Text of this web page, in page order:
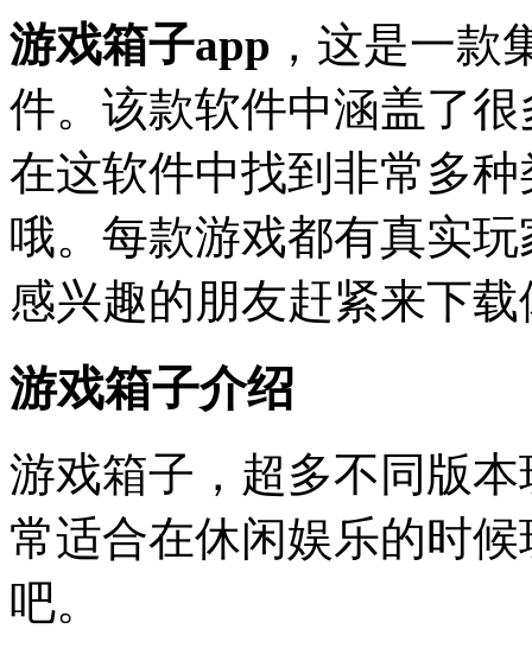
游戏箱子app ，这是一款
件。该款软件中涵盖了
在这软件中找到非常多
哦。每款游戏都有真实
感兴趣的朋友赶紧来下
游戏箱子介绍
游戏箱子，超多不同版
常适合在休闲娱乐的时
吧。